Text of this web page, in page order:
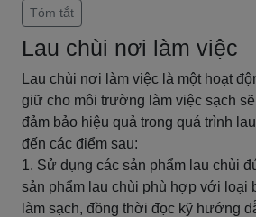
Tóm tắt
Lau chùi nơi làm việc
Lau chùi nơi làm việc là một hoạt
giữ cho môi trường làm việc sạch
đảm bảo hiệu quả trong quá trình
đến các điểm sau:
1. Sử dụng các sản phẩm lau chùi
sản phẩm lau chùi phù hợp với loại
làm sạch, đồng thời đọc kỹ hướng